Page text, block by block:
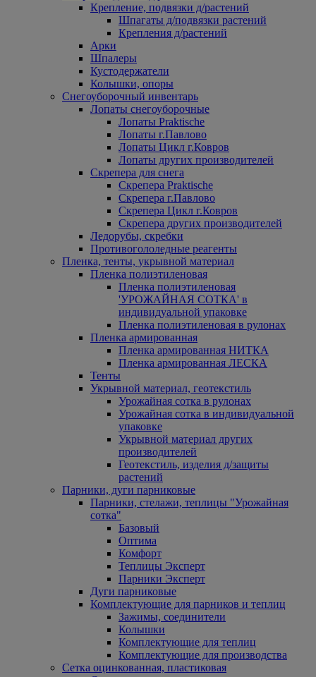
Крепление, подвязки д/растений
Шпагаты д/подвязки растений
Крепления д/растений
Арки
Шпалеры
Кустодержатели
Колышки, опоры
Снегоуборочный инвентарь
Лопаты снегоуборочные
Лопаты Praktische
Лопаты г.Павлово
Лопаты Цикл г.Ковров
Лопаты других производителей
Скрепера для снега
Скрепера Praktische
Скрепера г.Павлово
Скрепера Цикл г.Ковров
Скрепера других производителей
Ледорубы, скребки
Противогололедные реагенты
Пленка, тенты, укрывной материал
Пленка полиэтиленовая
Пленка полиэтиленовая
'УРОЖАЙНАЯ СОТКА' в
индивидуальной упаковке
Пленка полиэтиленовая в рулонах
Пленка армированная
Пленка армированная НИТКА
Пленка армированная ЛЕСКА
Тенты
Укрывной материал, геотекстиль
Урожайная сотка в рулонах
Урожайная сотка в индивидуальной
упаковке
Укрывной материал других
производителей
Геотекстиль, изделия д/защиты
растений
Парники, дуги парниковые
Парники, стелажи, теплицы "Урожайная
сотка"
Базовый
Оптима
Комфорт
Теплицы Эксперт
Парники Эксперт
Дуги парниковые
Комплектующие для парников и теплиц
Зажимы, соединители
Колышки
Комплектующие для теплиц
Комплектующие для производства
Сетка оцинкованная, пластиковая